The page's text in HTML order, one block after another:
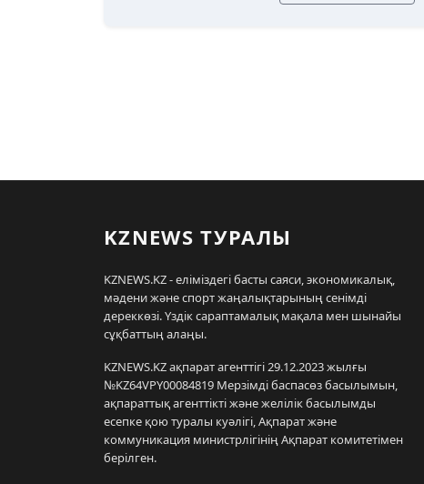
KZNEWS ТУРАЛЫ
KZNEWS.KZ - еліміздегі басты саяси, экономикалық,
мәдени және спорт жаңалықтарының сенімді
дереккөзі. Үздік сараптамалық мақала мен шынайы
сұқбаттың алаңы.
KZNEWS.KZ ақпарат агенттігі 29.12.2023 жылғы
№KZ64VPY00084819 Мерзімді баспасөз басылымын,
ақпараттық агенттікті және желілік басылымды
есепке қою туралы куәлігі, Ақпарат және
коммуникация министрлігінің Ақпарат комитетімен
берілген.